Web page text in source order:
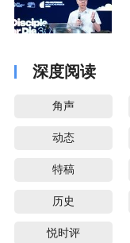
深度阅读
角声
动态
特稿
历史
悦时评